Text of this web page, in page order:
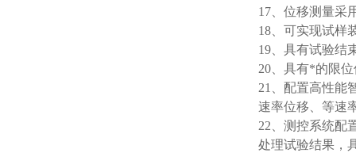
17、位移测量采
18 、可实现试样
19 、具有试验
20 、具有*的限
21
、配置高性
速率位移、等速
22 、测控系统配
处理试验结果，